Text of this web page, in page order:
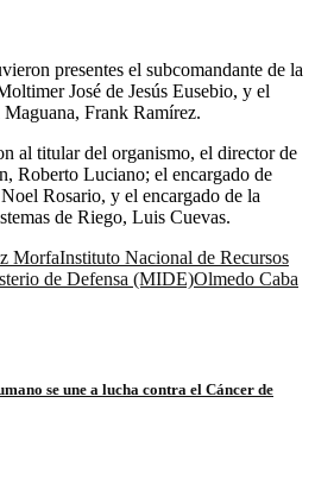
presentes el subcomandante de la
José de Jesús Eusebio, y el
Frank Ramírez.
al titular del organismo, el director de
Roberto Luciano; el encargado de
Rosario, y el encargado de la
de Riego, Luis Cuevas.
MorfaInstituto Nacional de Recursos
de Defensa (MIDE)Olmedo Caba
se une a lucha contra el Cáncer de